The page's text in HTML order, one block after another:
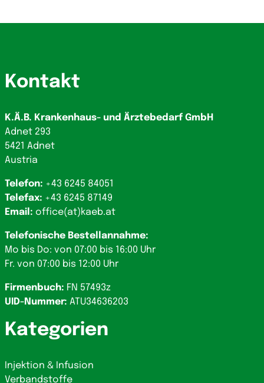
Kontakt
K.Ä.B. Krankenhaus- und Ärztebedarf GmbH
Adnet 293
5421 Adnet
Austria
Telefon: +43 6245 84051
Telefax: +43 6245 87149
Email: office(at)kaeb.at
Telefonische Bestellannahme:
Mo bis Do: von 07:00 bis 16:00 Uhr
Fr. von 07:00 bis 12:00 Uhr
Firmenbuch: FN 57493z
UID-Nummer: ATU34636203
Kategorien
Injektion & Infusion
Verbandstoffe